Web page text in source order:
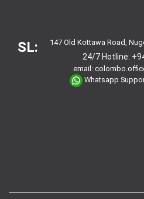
SL: 147 Old Kottawa Road,
24/7 Hotline:
email:
Whatsapp